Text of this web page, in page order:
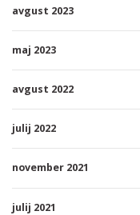
avgust 2023
maj 2023
avgust 2022
julij 2022
november 2021
julij 2021